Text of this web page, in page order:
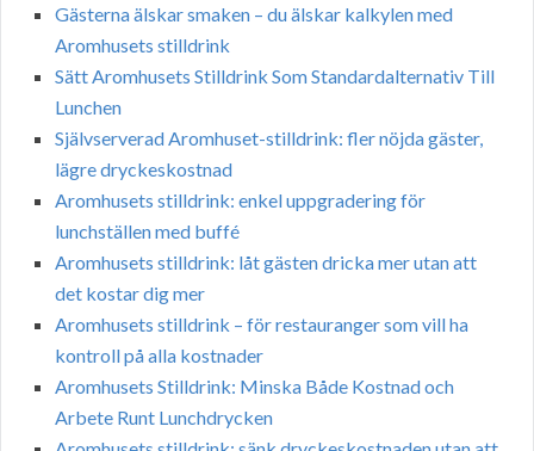
Gästerna älskar smaken – du älskar kalkylen med
Aromhusets stilldrink
Sätt Aromhusets Stilldrink Som Standardalternativ Till
Lunchen
Självserverad Aromhuset-stilldrink: fler nöjda gäster,
lägre dryckeskostnad
Aromhusets stilldrink: enkel uppgradering för
lunchställen med buffé
Aromhusets stilldrink: låt gästen dricka mer utan att
det kostar dig mer
Aromhusets stilldrink – för restauranger som vill ha
kontroll på alla kostnader
Aromhusets Stilldrink: Minska Både Kostnad och
Arbete Runt Lunchdrycken